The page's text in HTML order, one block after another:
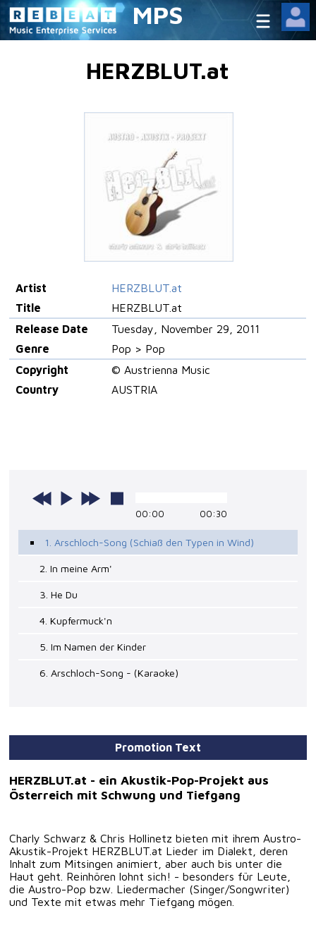
MPS
HERZBLUT.at
Artist
HERZBLUT.at
Title
HERZBLUT.at
Release Date
Tuesday, November 29, 2011
Genre
Pop > Pop
Copyright
© Austrienna Music
Country
AUSTRIA
00:00 00:30
1. Arschloch-Song (Schiaß den Typen in Wind)
2. In meine Arm'
3. He Du
4. Kupfermuck'n
5. Im Namen der Kinder
6. Arschloch-Song - (Karaoke)
Promotion Text
HERZBLUT.at - ein Akustik-Pop-Projekt aus
Österreich mit Schwung und Tiefgang
Charly Schwarz & Chris Hollinetz bieten mit ihrem Austro-
Akustik-Projekt HERZBLUT.at Lieder im Dialekt, deren
Inhalt zum Mitsingen animiert, aber auch bis unter die
Haut geht. Reinhören lohnt sich! - besonders für Leute,
die Austro-Pop bzw. Liedermacher (Singer/Songwriter)
und Texte mit etwas mehr Tiefgang mögen.